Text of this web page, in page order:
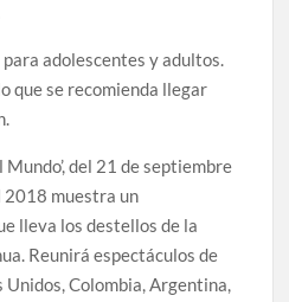
adolescentes y adultos.
que se recomienda llegar
Mundo’, del 21 de septiembre
2018 muestra un
lleva los destellos de la
Reunirá espectáculos de
Colombia, Argentina,